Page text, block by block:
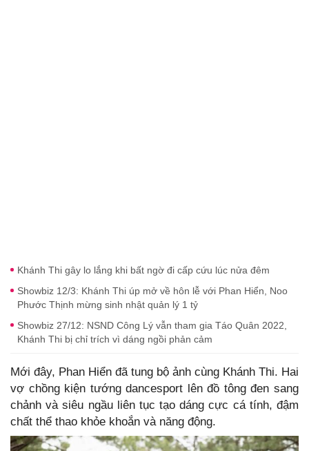
Khánh Thi gây lo lắng khi bất ngờ đi cấp cứu lúc nửa đêm
Showbiz 12/3: Khánh Thi úp mở về hôn lễ với Phan Hiển, Noo
Phước Thịnh mừng sinh nhật quản lý 1 tỷ
Showbiz 27/12: NSND Công Lý vẫn tham gia Táo Quân 2022,
Khánh Thi bị chỉ trích vì dáng ngồi phản cảm
Mới đây, Phan Hiển đã tung bộ ảnh cùng Khánh Thi. Hai
vợ chồng kiện tướng dancesport lên đồ tông đen sang
chảnh và siêu ngầu liên tục tạo dáng cực cá tính, đậm
chất thể thao khỏe khoắn và năng động.